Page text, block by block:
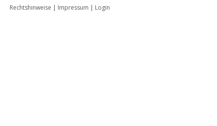
Rechtshinweise | Impressum | Login